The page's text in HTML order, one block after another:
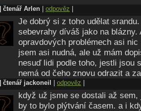
čtenář Arlen odpověz
Je dobrý si z toho udělat
sebevrahy díváš jako na blázny.
opravdových problémech asi
jsem asi nudná, ale už mám
nesuď lidi podle toho, jestli jsou
nemá od čeho znovu odrazit a
čtenář jackoneil odpověz
když už jsme se dostali až
by to bylo plýtvání časem. a i